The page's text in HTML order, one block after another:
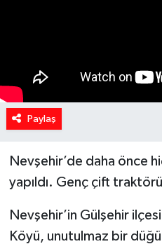
Paylaş
Nevşehir’de daha önce
yapıldı. Genç çift
Nevşehir’in Gülşehir
Köyü, unutulmaz bir
Yaşam
Yeme & İçme